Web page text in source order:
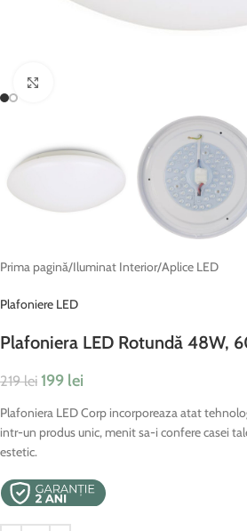
Prima pagină/Iluminat Interior/Aplice LED
Plafoniere LED
Plafoniera LED Rotundă 48W,
219lei 199 lei
Plafoniera LED Corp incorporeaza atat
intr-un produs unic, menit sa-i confere casei
estetic.